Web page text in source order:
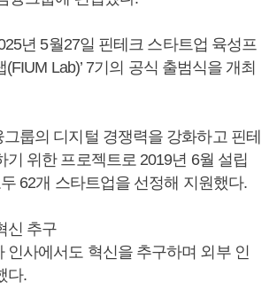
년 5월27일 핀테크 스타트업 육성프
(FIUM Lab)’ 7기의 공식 출범식을 개최
룹의 디지털 경쟁력을 강화하고 핀테
기 위한 프로젝트로 2019년 6월 설립
62개 스타트업을 선정해 지원했다.
신 추구
인사에서도 혁신을 추구하며 외부 인
다.